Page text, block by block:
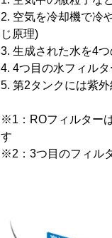
2. 空気を冷却機で冷
じ原理)
3. 生成された水を4
4. 4つ目の水フィル
5. 第2タンクには紫
※1：ROフィルター
す
※2：3つ目のフィル